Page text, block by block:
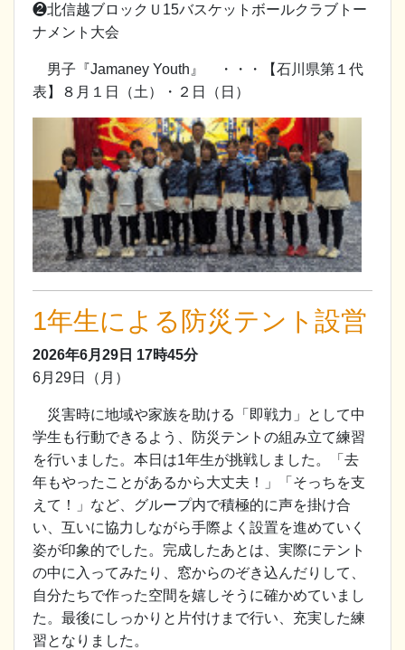
❷北信越ブロックＵ15バスケットボールクラブトー
ナメント大会
男子『Jamaney Youth』 ・・・【石川県第１代
表】８月１日（土）・２日（日）
1年生による防災テント設営
2026年6月29日 17時45分
6月29日（月）
災害時に地域や家族を助ける「即戦力」として中
学生も行動できるよう、防災テントの組み立て練習
を行いました。本日は1年生が挑戦しました。「去
年もやったことがあるから大丈夫！」「そっちを支
えて！」など、グループ内で積極的に声を掛け合
い、互いに協力しながら手際よく設置を進めていく
姿が印象的でした。完成したあとは、実際にテント
の中に入ってみたり、窓からのぞき込んだりして、
自分たちで作った空間を嬉しそうに確かめていまし
た。最後にしっかりと片付けまで行い、充実した練
習となりました。